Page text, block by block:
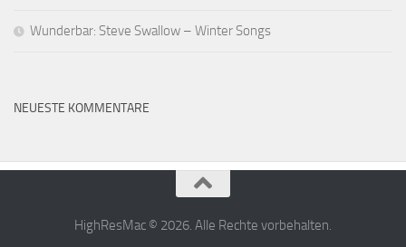
Wunderbar: Steve Swallow – Winter Songs
NEUESTE KOMMENTARE
HighResMac © 2026. Alle Rechte vorbehalten.